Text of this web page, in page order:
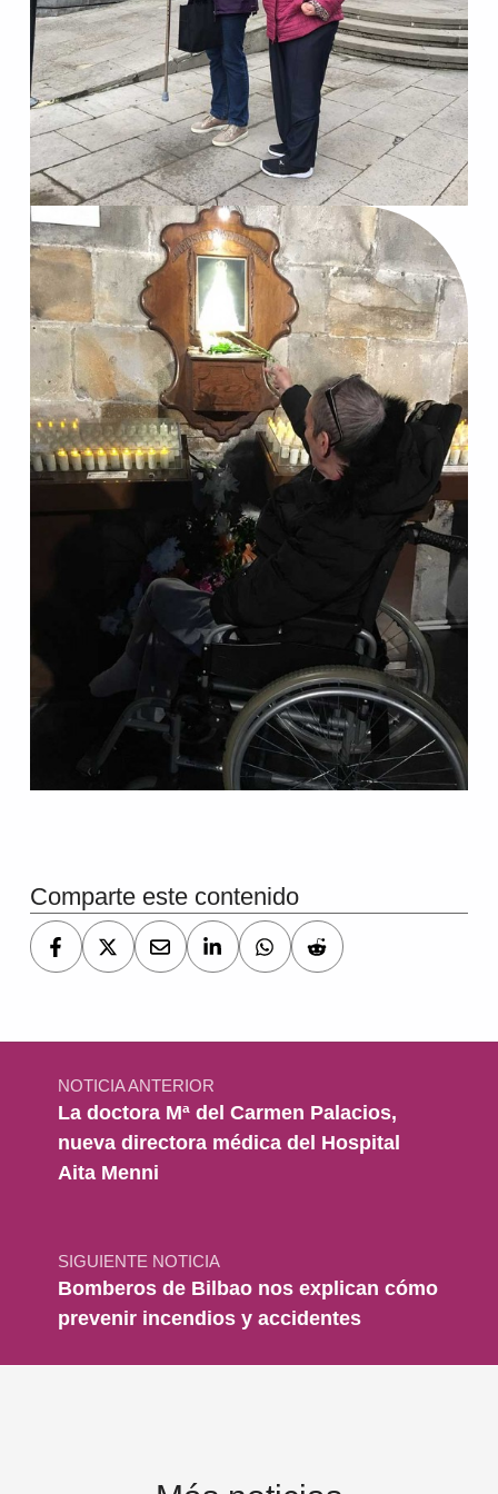
Comparte este contenido
Navegación de entradas
NOTICIA ANTERIOR
La doctora Mª del Carmen Palacios,
nueva directora médica del Hospital
Aita Menni
SIGUIENTE NOTICIA
Bomberos de Bilbao nos explican cómo
prevenir incendios y accidentes